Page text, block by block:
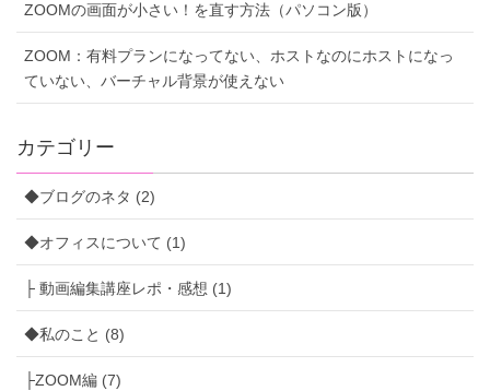
ZOOMの画面が小さい！を直す方法（パソコン版）
ZOOM：有料プランになってない、ホストなのにホストになっ
ていない、バーチャル背景が使えない
カテゴリー
◆ブログのネタ (2)
◆オフィスについて (1)
├ 動画編集講座レポ・感想 (1)
◆私のこと (8)
├ZOOM編 (7)